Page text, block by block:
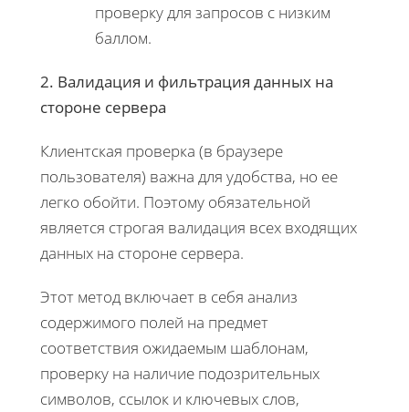
проверку для запросов с низким
баллом.
2. Валидация и фильтрация данных на
стороне сервера
Клиентская проверка (в браузере
пользователя) важна для удобства, но ее
легко обойти. Поэтому обязательной
является строгая валидация всех входящих
данных на стороне сервера.
Этот метод включает в себя анализ
содержимого полей на предмет
соответствия ожидаемым шаблонам,
проверку на наличие подозрительных
символов, ссылок и ключевых слов,